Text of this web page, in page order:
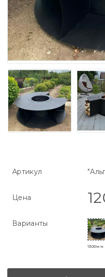
Артикул
Цена
Варианты
1300мм